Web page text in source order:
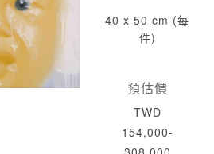
40 x 50 cm (每
件)
預估價
TWD
154,000-